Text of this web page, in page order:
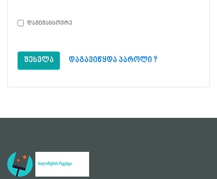
დამიმახსოვრე
შესვლა დაგავიწყდა პაროლი ?